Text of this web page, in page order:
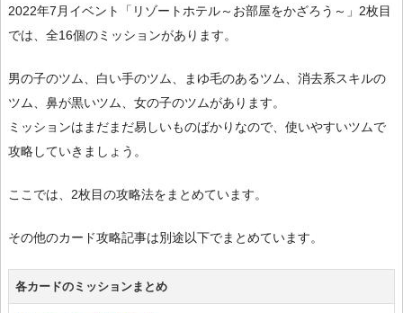
2022年7月イベント「リゾートホテル～お部屋をかざろう～」2枚目
では、全16個のミッションがあります。
男の子のツム、白い手のツム、まゆ毛のあるツム、消去系スキルの
ツム、鼻が黒いツム、女の子のツムがあります。
ミッションはまだまだ易しいものばかりなので、使いやすいツムで
攻略していきましょう。
ここでは、2枚目の攻略法をまとめています。
その他のカード攻略記事は別途以下でまとめています。
各カードのミッションまとめ